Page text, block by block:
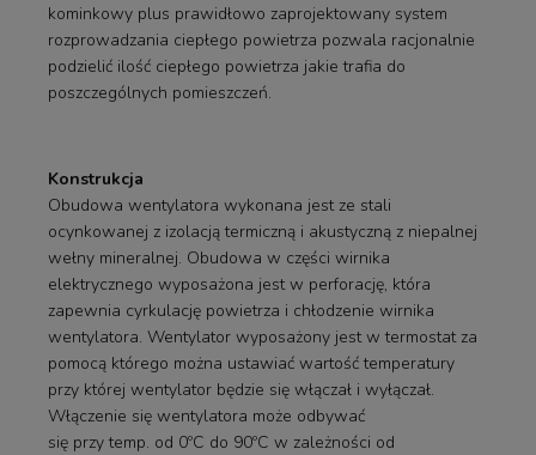
kominkowy plus prawidłowo zaprojektowany system
rozprowadzania ciepłego powietrza pozwala racjonalnie
podzielić ilość ciepłego powietrza jakie trafia do
poszczególnych pomieszczeń.
Konstrukcja
Obudowa wentylatora wykonana jest ze stali
ocynkowanej z izolacją termiczną i akustyczną z niepalnej
wełny mineralnej. Obudowa w części wirnika
elektrycznego wyposażona jest w perforację, która
zapewnia cyrkulację powietrza i chłodzenie wirnika
wentylatora. Wentylator wyposażony jest w termostat za
pomocą którego można ustawiać wartość temperatury
przy której wentylator będzie się włączał i wyłączał.
Włączenie się wentylatora może odbywać
się przy temp. od 0ºC do 90ºC w zależności od